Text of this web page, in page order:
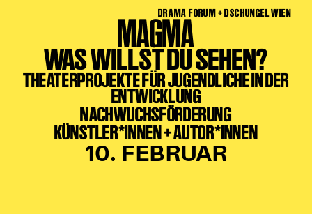
DRAMA FORUM + DSCHUNGEL WIEN
MAGMA
WAS WILLST DU SEHEN?
THEATERPROJEKTE FÜR JUGENDLICHE IN DER
ENTWICKLUNG
NACHWUCHSFÖRDERUNG
KÜNSTLER*INNEN + AUTOR*INNEN
10. FEBRUAR